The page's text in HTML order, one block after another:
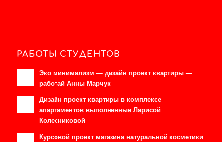
РАБОТЫ СТУДЕНТОВ
Эко минимализм — дизайн проект квартиры —
работай Анны Марчук
Дизайн проект квартиры в комплексе
апартаментов выполненные Ларисой
Колесниковой
Курсовой проект магазина натуральной косметики